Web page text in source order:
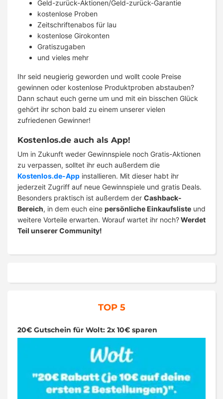
Geld-zurück-Aktionen/Geld-zurück-Garantie
kostenlose Proben
Zeitschriftenabos für lau
kostenlose Girokonten
Gratiszugaben
und vieles mehr
Ihr seid neugierig geworden und wollt coole Preise
gewinnen oder kostenlose Produktproben abstauben?
Dann schaut euch gerne um und mit ein bisschen Glück
gehört ihr schon bald zu einem unserer vielen
zufriedenen Gewinner!
Kostenlos.de auch als App!
Um in Zukunft weder Gewinnspiele noch Gratis-Aktionen
zu verpassen, solltet ihr euch außerdem die
Kostenlos.de-App installieren. Mit dieser habt ihr
jederzeit Zugriff auf neue Gewinnspiele und gratis Deals.
Besonders praktisch ist außerdem der Cashback-
Bereich, in dem euch eine persönliche Einkaufsliste und
weitere Vorteile erwarten. Worauf wartet ihr noch?Werdet
Teil unserer Community!
TOP 5
20€ Gutschein für Wolt: 2x 10€ sparen